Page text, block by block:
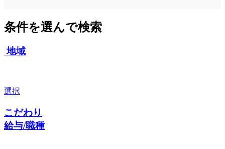
条件を選んで検索
地域
選択
こだわり
給与/職種